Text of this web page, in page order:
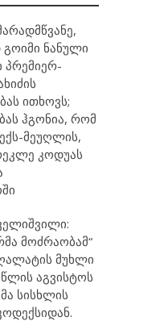
ნანული
ითხოვს;
ჰგონია, რომ
მეუღლის,
კოდუას
მოძრაობამ“
მუხლი
აგვისტოს
სისხლის